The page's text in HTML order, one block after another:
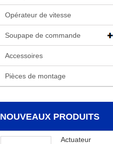
Opérateur de vitesse
Soupape de commande
Accessoires
Pièces de montage
NOUVEAUX PRODUITS
Actuateur